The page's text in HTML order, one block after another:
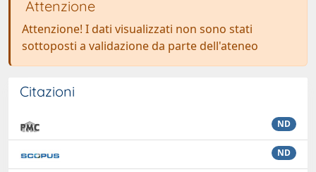
Attenzione
Attenzione! I dati visualizzati non sono stati
sottoposti a validazione da parte dell'ateneo
Citazioni
ND
ND